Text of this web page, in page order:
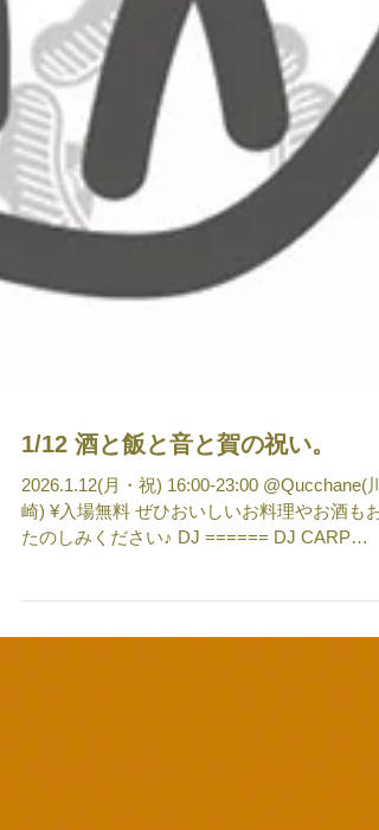
1/12 酒と飯と音と賀の祝い。
2026.1.12(月・祝) 16:00-23:00 @Qucchane(川
崎) ¥入場無料 ぜひおいしいお料理やお酒もお
Nachu OSH CABBAGEKOBE KMA Apache